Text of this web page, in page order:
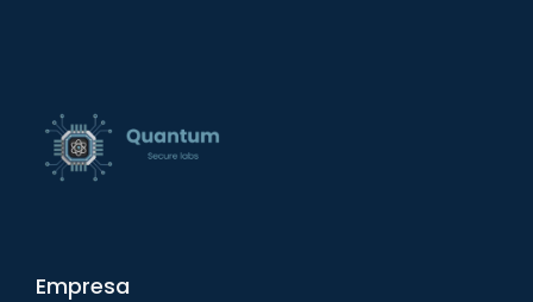
Empresa